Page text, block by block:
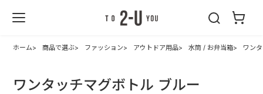
ホーム 商品で選ぶ ファッション アウトドア用品 水筒 / お弁当箱 ワン
ワンタッチマグボトル ブルー